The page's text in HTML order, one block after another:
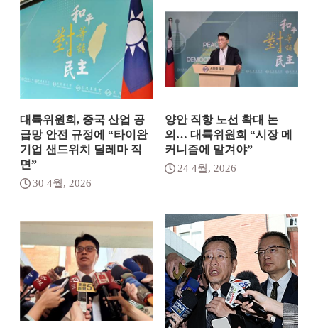
대륙위원회, 중국 산업 공
급망 안전 규정에 “타이완
기업 샌드위치 딜레마 직
면”
30 4월, 2026
양안 직항 노선 확대 논
의… 대륙위원회 “시장 메
커니즘에 맡겨야”
24 4월, 2026